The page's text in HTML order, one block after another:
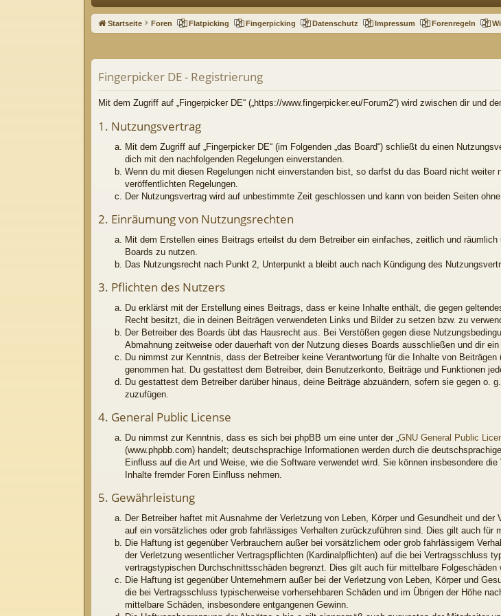
ne
ug
riff
Startseite Foren Flatpicking Fingerpicking Datenschutz Impressum Forenregeln
Fingerpicker DE - Registrierung
Mit dem Zugriff auf „Fingerpicker DE“ („https://www.fingerpicker.eu/Forum2“) wird zwischen dir und
1. Nutzungsvertrag
Mit dem Zugriff auf „Fingerpicker DE“ (im Folgenden „das Board“) schließt du einen
dich mit den nachfolgenden Regelungen einverstanden.
Wenn du mit diesen Regelungen nicht einverstanden bist, so darfst du das Board nicht
veröffentlichten Regelungen.
Der Nutzungsvertrag wird auf unbestimmte Zeit geschlossen und kann von beiden Seiten
2. Einräumung von Nutzungsrechten
Mit dem Erstellen eines Beitrags erteilst du dem Betreiber ein einfaches, zeitlich und
Boards zu nutzen.
Das Nutzungsrecht nach Punkt 2, Unterpunkt a bleibt auch nach Kündigung des
3. Pflichten des Nutzers
Du erklärst mit der Erstellung eines Beitrags, dass er keine Inhalte enthält, die gegen
Recht besitzt, die in deinen Beiträgen verwendeten Links und Bilder zu setzen bzw. zu
Der Betreiber des Boards übt das Hausrecht aus. Bei Verstößen gegen diese
Abmahnung zeitweise oder dauerhaft von der Nutzung dieses Boards ausschließen und dir
Du nimmst zur Kenntnis, dass der Betreiber keine Verantwortung für die Inhalte von
genommen hat. Du gestattest dem Betreiber, dein Benutzerkonto, Beiträge und Funktionen
Du gestattest dem Betreiber darüber hinaus, deine Beiträge abzuändern, sofern sie gegen
zuzufügen.
4. General Public License
Du nimmst zur Kenntnis, dass es sich bei phpBB um eine unter der „GNU General Public
(www.phpbb.com) handelt; deutschsprachige Informationen werden durch die
Einfluss auf die Art und Weise, wie die Software verwendet wird. Sie können insbesondere
Inhalte fremder Foren Einfluss nehmen.
5. Gewährleistung
Der Betreiber haftet mit Ausnahme der Verletzung von Leben, Körper und Gesundheit und
auf ein vorsätzliches oder grob fahrlässiges Verhalten zurückzuführen sind. Dies gilt auch für
Die Haftung ist gegenüber Verbrauchern außer bei vorsätzlichem oder grob fahrlässigem
der Verletzung wesentlicher Vertragspflichten (Kardinalpflichten) auf die bei Vertragsschluss
vertragstypischen Durchschnittsschäden begrenzt. Dies gilt auch für mittelbare Folgeschäden
Die Haftung ist gegenüber Unternehmern außer bei der Verletzung von Leben, Körper und
die bei Vertragsschluss typischerweise vorhersehbaren Schäden und im Übrigen der Höhe
mittelbare Schäden, insbesondere entgangenen Gewinn.